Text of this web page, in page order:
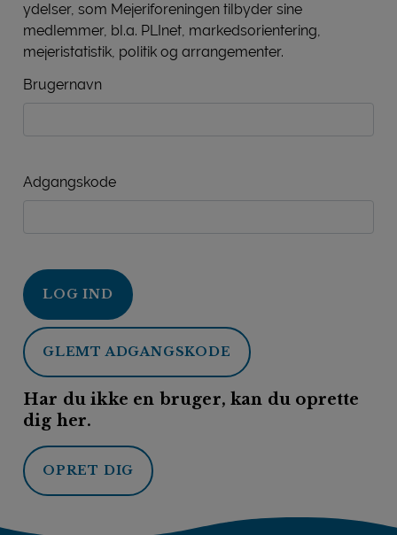
ydelser, som Mejeriforeningen tilbyder sine
medlemmer, bl.a. PLInet, markedsorientering,
mejeristatistik, politik og arrangementer.
Brugernavn
Adgangskode
LOG IND
GLEMT ADGANGSKODE
Har du ikke en bruger, kan du oprette
dig her.
OPRET DIG